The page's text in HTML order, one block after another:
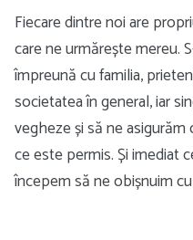
Fiecare dintre noi are
care ne urmărește mereu.
împreună cu familia,
societatea în general, iar
vegheze și să ne
ce este permis. Și imediat
începem să ne obișnuim